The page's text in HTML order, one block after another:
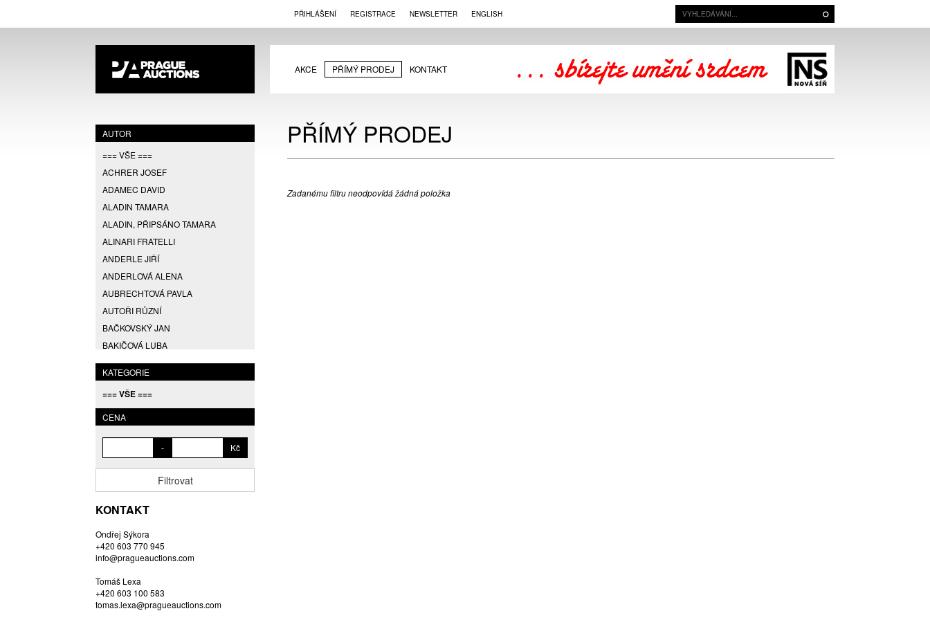
PŘIHLÁŠENÍ REGISTRACE NEWSLETTER ENGLISH
AKCE PŘÍMÝ PRODEJ KONTAKT
AUTOR
=== VŠE ===
ACHRER JOSEF
ADAMEC DAVID
ALADIN TAMARA
ALADIN, PŘIPSÁNO TAMARA
ALINARI FRATELLI
ANDERLE JIŘÍ
ANDERLOVÁ ALENA
AUBRECHTOVÁ PAVLA
AUTOŘI RŮZNÍ
BAČKOVSKÝ JAN
BAKIČOVÁ LUBA
BALCAR JIŘÍ
BALCAR KAREL
BALCAR MARTIN
BALÍČEK PETR
BARTKO MAREK
BARTOŇ DAVID
BASTL ROMAN
BAUCH JAN
BAUER VL.
BEDNÁŘOVÁ EVA
BĚHAL DOMINIK
KATEGORIE
=== VŠE ===
CENA
- Kč
Filtrovat
KONTAKT
Ondřej Sýkora
+420 603 770 945
info@pragueauctions.com
Tomáš Lexa
+420 603 100 583
tomas.lexa@pragueauctions.com
PŘÍMÝ PRODEJ
Zadanému filtru neodpovídá žádná položka